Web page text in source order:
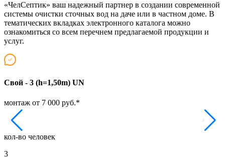
«ЧелСептик» ваш надежный партнер в создании современной
системы очистки сточных вод на даче или в частном доме. В
тематических вкладках электронного каталога можно
ознакомиться со всем перечнем предлагаемой продукции и
услуг.
Свой - 3 (h=1,50m) UN
монтаж от 7 000 руб.*
кол-во человек
3